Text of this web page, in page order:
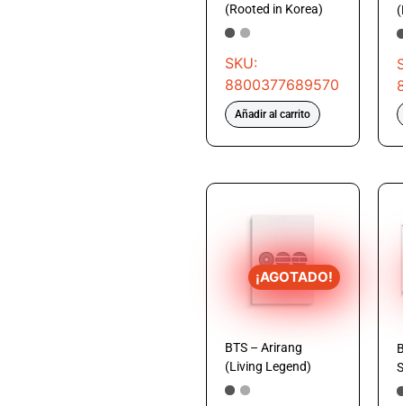
(Rooted in Korea)
SKU:
8800377689570
Añadir al carrito
¡AGOTADO!
BTS – Arirang
(Living Legend)